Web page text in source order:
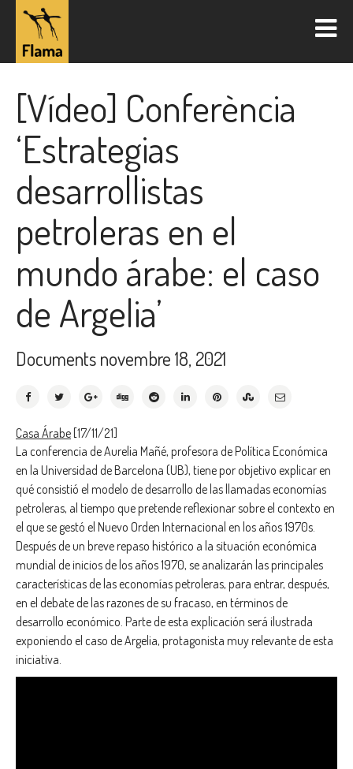
[Vídeo] Conferència
‘Estrategias
desarrollistas
petroleras en el
mundo árabe: el caso
de Argelia’
Documentsnovembre 18, 2021
Casa Árabe [17/11/21]
La conferencia de Aurelia Mañé, profesora de Política Económica
en la Universidad de Barcelona (UB), tiene por objetivo explicar en
qué consistió el modelo de desarrollo de las llamadas economías
petroleras, al tiempo que pretende reflexionar sobre el contexto en
el que se gestó el Nuevo Orden Internacional en los años 1970s.
Después de un breve repaso histórico a la situación económica
mundial de inicios de los años 1970, se analizarán las principales
características de las economías petroleras, para entrar, después,
en el debate de las razones de su fracaso, en términos de
desarrollo económico. Parte de esta explicación será ilustrada
exponiendo el caso de Argelia, protagonista muy relevante de esta
iniciativa.